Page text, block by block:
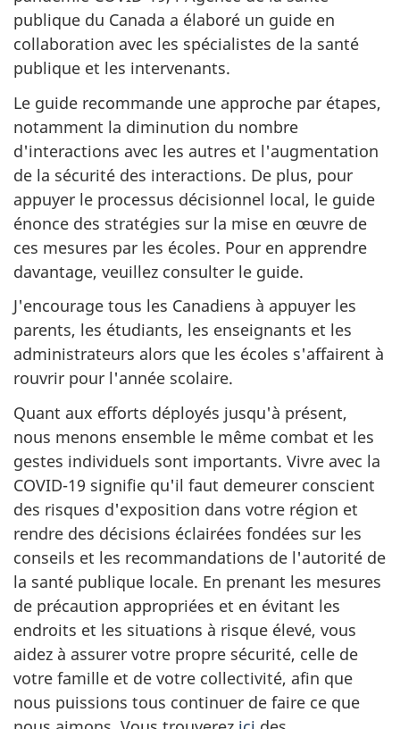
publique du Canada a élaboré un guide en
collaboration avec les spécialistes de la santé
publique et les intervenants.
Le guide recommande une approche par étapes,
notamment la diminution du nombre
d'interactions avec les autres et l'augmentation
de la sécurité des interactions. De plus, pour
appuyer le processus décisionnel local, le guide
énonce des stratégies sur la mise en œuvre de
ces mesures par les écoles. Pour en apprendre
davantage, veuillez consulter le guide.
J'encourage tous les Canadiens à appuyer les
parents, les étudiants, les enseignants et les
administrateurs alors que les écoles s'affairent à
rouvrir pour l'année scolaire.
Quant aux efforts déployés jusqu'à présent,
nous menons ensemble le même combat et les
gestes individuels sont importants. Vivre avec la
COVID-19 signifie qu'il faut demeurer conscient
des risques d'exposition dans votre région et
rendre des décisions éclairées fondées sur les
conseils et les recommandations de l'autorité de
la santé publique locale. En prenant les mesures
de précaution appropriées et en évitant les
endroits et les situations à risque élevé, vous
aidez à assurer votre propre sécurité, celle de
votre famille et de votre collectivité, afin que
nous puissions tous continuer de faire ce que